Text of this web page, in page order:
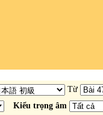
Từ
Kiểu trọng âm